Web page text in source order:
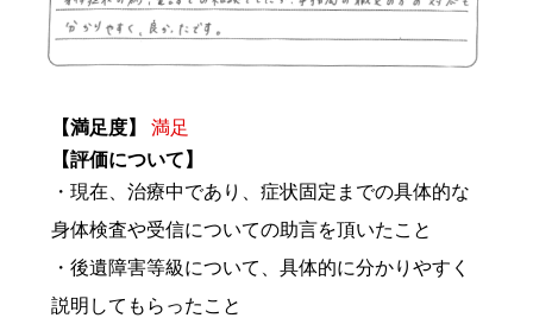
【満足度】
満足
【評価について】
・現在、治療中であり、症状固定までの具体的な
身体検査や受信についての助言を頂いたこと
・後遺障害等級について、具体的に分かりやすく
説明してもらったこと